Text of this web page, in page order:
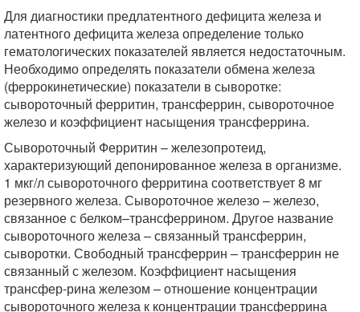
Для диагностики предлатентного дефицита железа и
латентного дефицита железа определение только
гематологических показателей является недостаточным.
Необходимо определять показатели обмена железа
(феррокинетические) показатели в сыворотке:
сывороточный ферритин, трансферрин, сывороточное
железо и коэффициент насыщения трансферрина.
Сывороточный Ферритин – железопротеид,
характеризующий депонированное железа в организме.
1 мкг/л сывороточного ферритина соответствует 8 мг
резервного железа. Сывороточное железо – железо,
связанное с белком–трансферрином. Другое название
сывороточного железа – связанный трансферрин,
сыворотки. Свободный трансферрин – трансферрин не
связанный с железом. Коэффициент насыщения
трансфер-рина железом – отношение концентрации
сывороточного железа к концентрации трансферрина